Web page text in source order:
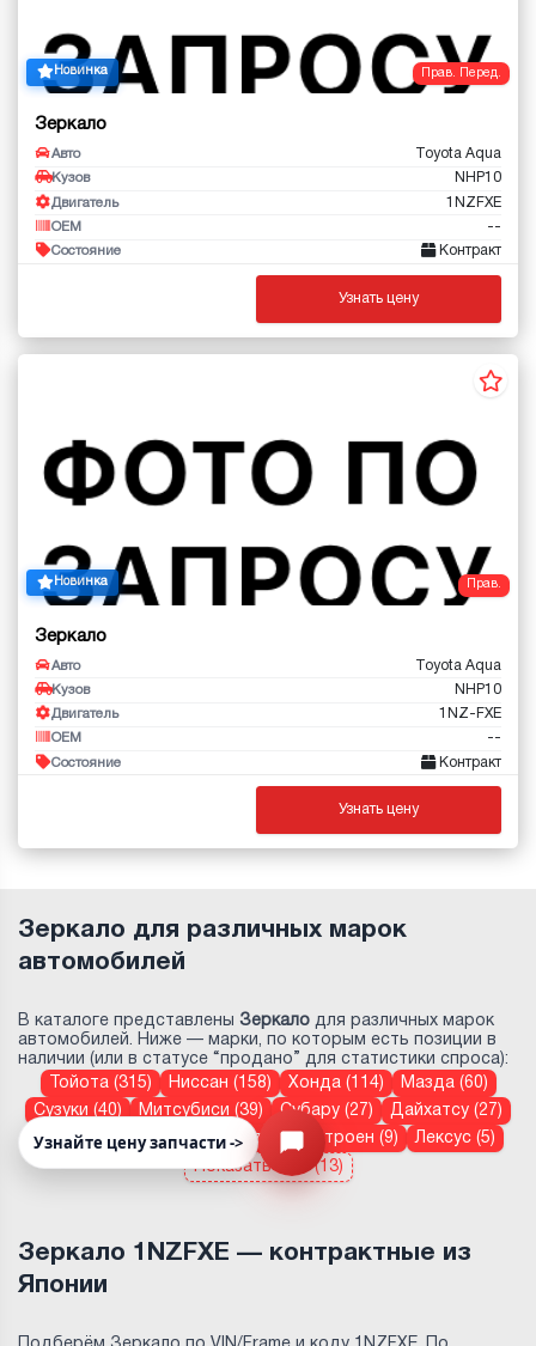
Прав. Перед.
Новинка
Зеркало
Авто Toyota Aqua
Кузов NHP10
Двигатель 1NZFXE
OEM --
Состояние Контракт
Узнать цену
Прав.
Новинка
Зеркало
Авто Toyota Aqua
Кузов NHP10
Двигатель 1NZ-FXE
OEM --
Состояние Контракт
Узнать цену
Узнайте цену запчасти -> Открыть меню
Зеркало для различных марок
автомобилей
В каталоге представлены Зеркало для различных марок
автомобилей. Ниже — марки, по которым есть позиции в
наличии (или в статусе “продано” для статистики спроса):
Тойота (315)
Ниссан (158) Хонда (114)
Мазда (60)
Сузуки (40)
Митсубиси (39) Субару (27)
Дайхатсу (27)
Volvo (13)
Mercedes-Benz (9) Ситроен (9)
Лексус (5)
Показать еще (13)
Зеркало 1NZFXE — контрактные из
Японии